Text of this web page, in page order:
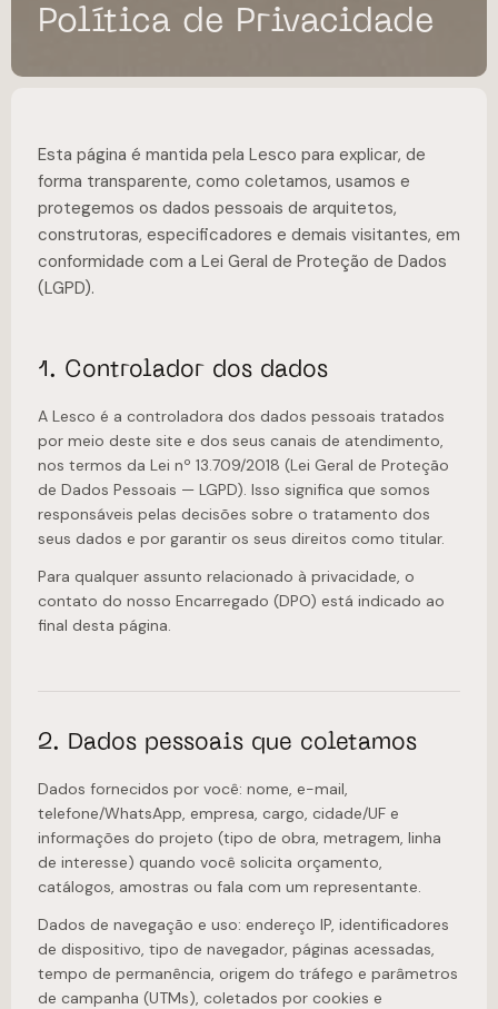
Política de Privacidade
Esta página é mantida pela Lesco para explicar, de
forma transparente, como coletamos, usamos e
protegemos os dados pessoais de arquitetos,
construtoras, especificadores e demais visitantes, em
conformidade com a Lei Geral de Proteção de Dados
(LGPD).
1. Controlador dos dados
A Lesco é a controladora dos dados pessoais tratados
por meio deste site e dos seus canais de atendimento,
nos termos da Lei nº 13.709/2018 (Lei Geral de Proteção
de Dados Pessoais — LGPD). Isso significa que somos
responsáveis pelas decisões sobre o tratamento dos
seus dados e por garantir os seus direitos como titular.
Para qualquer assunto relacionado à privacidade, o
contato do nosso Encarregado (DPO) está indicado ao
final desta página.
2. Dados pessoais que coletamos
Dados fornecidos por você: nome, e-mail,
telefone/WhatsApp, empresa, cargo, cidade/UF e
informações do projeto (tipo de obra, metragem, linha
de interesse) quando você solicita orçamento,
catálogos, amostras ou fala com um representante.
Dados de navegação e uso: endereço IP, identificadores
de dispositivo, tipo de navegador, páginas acessadas,
tempo de permanência, origem do tráfego e parâmetros
de campanha (UTMs), coletados por cookies e